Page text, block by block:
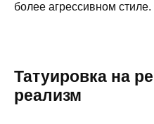
более агрессивном стиле.
Татуировка на
реализм